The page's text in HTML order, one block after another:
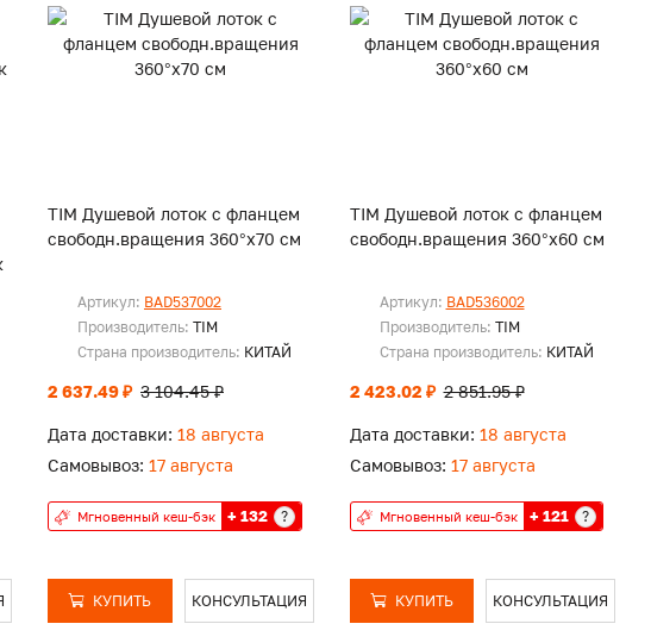
TIM Душевой лоток c флaнцeм
свободн.вращения 360°х70 см
Артикул: BAD537002
Производитель: TIM
Страна производитель: КИТАЙ
2 637.49 ₽ 3 104.45 ₽
Дата доставки: 18 августа
Самовывоз: 17 августа
Мгновенный кеш-бэк + 132 ?
КУПИТЬ КОНСУЛЬТАЦИЯ
TIM Душевой лоток c флaнцeм
свободн.вращения 360°х60 см
Артикул: BAD536002
Производитель: TIM
Страна производитель: КИТАЙ
2 423.02 ₽ 2 851.95 ₽
Дата доставки: 18 августа
Самовывоз: 17 августа
Мгновенный кеш-бэк + 121 ?
КУПИТЬ КОНСУЛЬТАЦИЯ